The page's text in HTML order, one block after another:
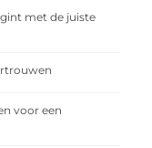
met de juiste
voor een